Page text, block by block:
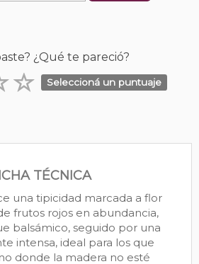
¿Qué te pareció?
Seleccioná un puntuaje
TÉCNICA
una tipicidad marcada a flor
frutos rojos en abundancia,
balsámico, seguido por una
intensa, ideal para los que
donde la madera no esté